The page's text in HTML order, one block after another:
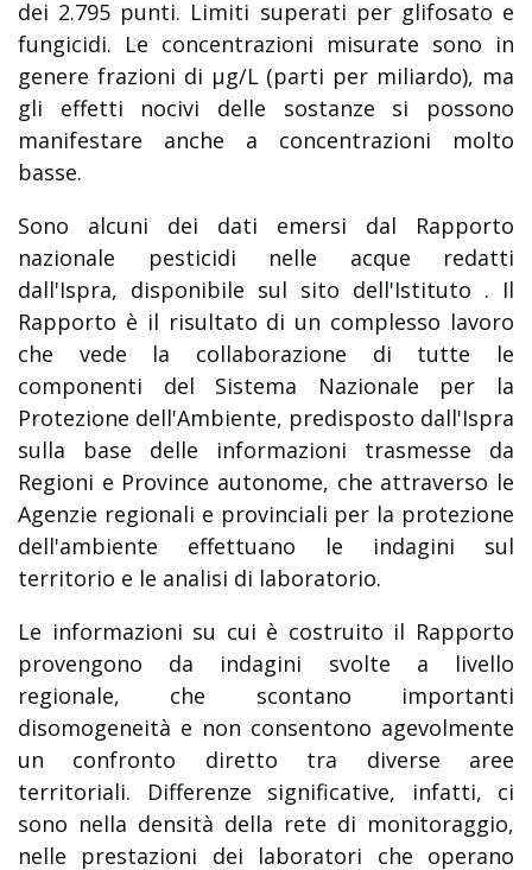
dei 2.795 punti. Limiti superati per glifosato e
fungicidi. Le concentrazioni misurate sono in
genere frazioni di µg/L (parti per miliardo), ma
gli effetti nocivi delle sostanze si possono
manifestare anche a concentrazioni molto
basse.
Sono alcuni dei dati emersi dal Rapporto
nazionale pesticidi nelle acque redatti
dall'Ispra, disponibile sul sito dell'Istituto . Il
Rapporto è il risultato di un complesso lavoro
che vede la collaborazione di tutte le
componenti del Sistema Nazionale per la
Protezione dell'Ambiente, predisposto dall'Ispra
sulla base delle informazioni trasmesse da
Regioni e Province autonome, che attraverso le
Agenzie regionali e provinciali per la protezione
dell'ambiente effettuano le indagini sul
territorio e le analisi di laboratorio.
Le informazioni su cui è costruito il Rapporto
provengono da indagini svolte a livello
regionale, che scontano importanti
disomogeneità e non consentono agevolmente
un confronto diretto tra diverse aree
territoriali. Differenze significative, infatti, ci
sono nella densità della rete di monitoraggio,
nelle prestazioni dei laboratori che operano